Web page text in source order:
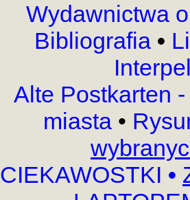
Wydawnictwa
Bibliografia •
Alte Postkarten
miasta•
CIEKAWOSTKI •